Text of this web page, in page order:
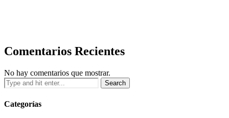
Comentarios Recientes
No hay comentarios que mostrar.
Categorías